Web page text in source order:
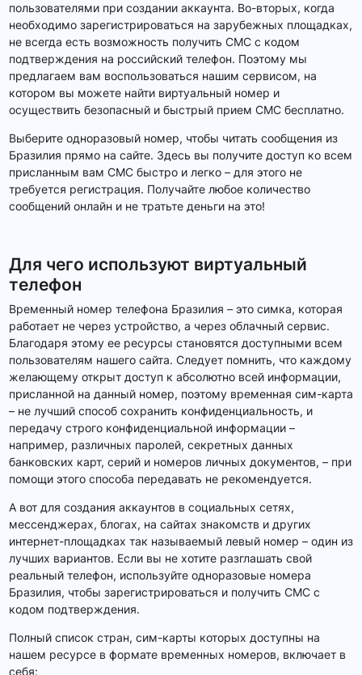
пользователями при создании аккаунта. Во-вторых, когда
необходимо зарегистрироваться на зарубежных площадках,
не всегда есть возможность получить СМС с кодом
подтверждения на российский телефон. Поэтому мы
предлагаем вам воспользоваться нашим сервисом, на
котором вы можете найти виртуальный номер и
осуществить безопасный и быстрый прием СМС бесплатно.
Выберите одноразовый номер, чтобы читать сообщения из
Бразилия прямо на сайте. Здесь вы получите доступ ко всем
присланным вам СМС быстро и легко – для этого не
требуется регистрация. Получайте любое количество
сообщений онлайн и не тратьте деньги на это!
Для чего используют виртуальный
телефон
Временный номер телефона Бразилия – это симка, которая
работает не через устройство, а через облачный сервис.
Благодаря этому ее ресурсы становятся доступными всем
пользователям нашего сайта. Следует помнить, что каждому
желающему открыт доступ к абсолютно всей информации,
присланной на данный номер, поэтому временная сим-карта
– не лучший способ сохранить конфиденциальность, и
передачу строго конфиденциальной информации –
например, различных паролей, секретных данных
банковских карт, серий и номеров личных документов, – при
помощи этого способа передавать не рекомендуется.
А вот для создания аккаунтов в социальных сетях,
мессенджерах, блогах, на сайтах знакомств и других
интернет-площадках так называемый левый номер – один из
лучших вариантов. Если вы не хотите разглашать свой
реальный телефон, используйте одноразовые номера
Бразилия, чтобы зарегистрироваться и получить СМС с
кодом подтверждения.
Полный список стран, сим-карты которых доступны на
нашем ресурсе в формате временных номеров, включает в
себя: